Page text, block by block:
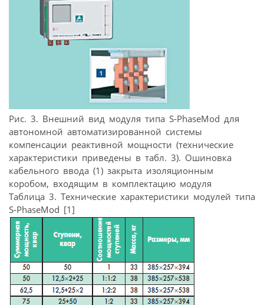
Рис. 3. Внешний вид модуля типа S-PhaseMod для
автономной автоматизированной системы
компенсации реактивной мощности (технические
характеристики приведены в табл. 3). Ошиновка
кабельного ввода (1) закрыта изоляционным
коробом, входящим в комплектацию модуля
Таблица 3. Технические характеристики модулей типа
S-PhaseMod [1]